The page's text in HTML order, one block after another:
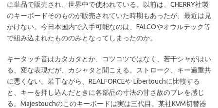
に単品で販売され、世界中で使われている。以前は、CHERRY社製
のキーボードそのものが販売されていた時期もあったが、最近は見
かけない。今日本国内で入手可能なのは、FALCOやオウルテック等
で組み込まれたもののみとなってしまったのか。
キータッチ音はカタカタとか、コツコツではなく、若干シャがはい
る、変な表現だが、カシャタと聞こえる。ストローク、キー過重共
に悪くない。若干ながら、REALFORCEや Libertouchに比較する
と、キーを押し込んだときに各部品の寸法の甘さ故のブレを感じ
る。Majestouchのこのキーボードは実は三代目。某社KVM切替器